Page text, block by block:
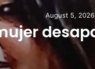
August 5, 2026
Mes de
para